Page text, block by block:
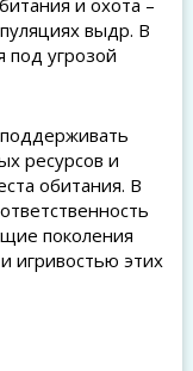
и охота –
выдр. В
под угрозой
ресурсов и
обитания. В
поколения
игривостью этих